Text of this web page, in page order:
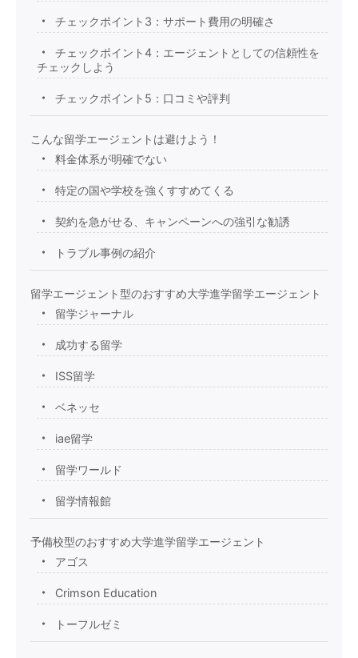
チェックポイント3：サポート費用の明確さ
チェックポイント4：エージェントとしての信頼性を
チェックしよう
チェックポイント5：口コミや評判
こんな留学エージェントは避けよう！
料金体系が明確でない
特定の国や学校を強くすすめてくる
契約を急がせる、キャンペーンへの強引な勧誘
トラブル事例の紹介
留学エージェント型のおすすめ大学進学留学エージェント
留学ジャーナル
成功する留学
ISS留学
ベネッセ
iae留学
留学ワールド
留学情報館
予備校型のおすすめ大学進学留学エージェント
アゴス
Crimson Education
トーフルゼミ